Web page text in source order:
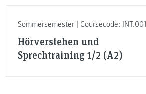
Sommersemester | Coursecode: INT.001
Hörverstehen und
Sprechtraining 1/2 (A2)